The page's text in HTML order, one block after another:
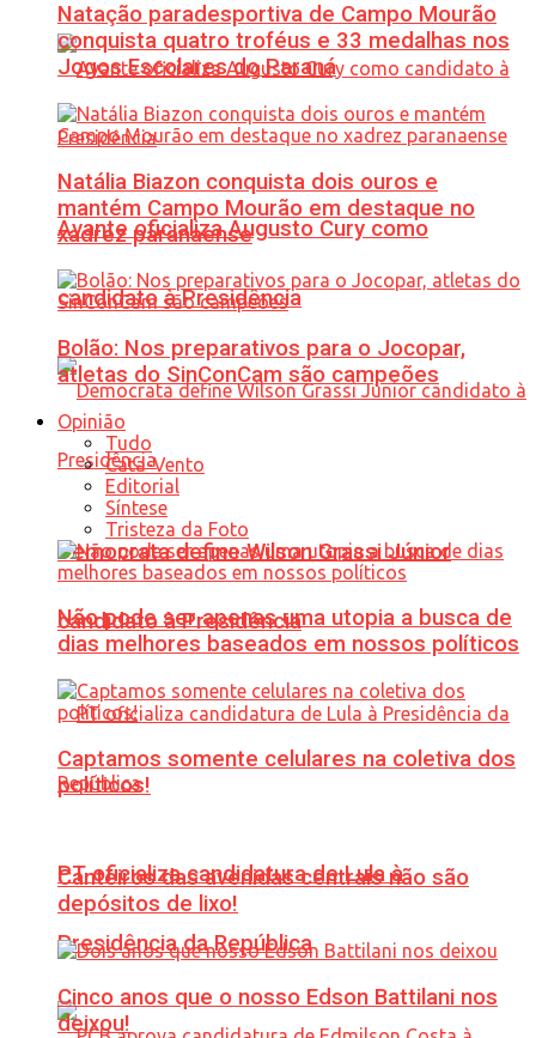
Avante oficializa Augusto Cury como
candidato à Presidência
Democrata define Wilson Grassi Júnior
candidato à Presidência
PT oficializa candidatura de Lula à
Presidência da República
Natação paradesportiva de Campo Mourão
conquista quatro troféus e 33 medalhas nos
Jogos Escolares do Paraná
Natália Biazon conquista dois ouros e
mantém Campo Mourão em destaque no
xadrez paranaense
Bolão: Nos preparativos para o Jocopar,
atletas do SinConCam são campeões
Opinião
Tudo
Cata-Vento
Editorial
Síntese
Tristeza da Foto
Não pode ser apenas uma utopia a busca de
dias melhores baseados em nossos políticos
Captamos somente celulares na coletiva dos
políticos!
Canteiros das avenidas centrais não são
depósitos de lixo!
Cinco anos que o nosso Edson Battilani nos
deixou!